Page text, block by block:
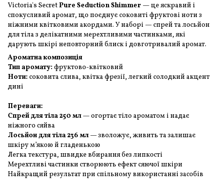
Victoria's Secret Pure Seduction Shimmer — це яскравий і
спокусливий аромат, що поєднує соковиті фруктові ноти з
ніжними квітковими акордами. У наборі — спрей та лосьйон
для тіла з делікатними мерехтливими частинками, які
дарують шкірі неповторний блиск і довготривалий аромат.
Ароматна композиція
Тип аромату: фруктово-квітковий
Ноти: соковита слива, квітка фрезії, легкий солодкий акцент
дині
Переваги:
Спрей для тіла 250 мл — огортає тіло ароматом і надає
ніжного сяйва
Лосьйон для тіла 236 мл — зволожує, живить та залишає
шкіру м’якою й гладенькою
Легка текстура, швидке вбирання без липкості
Мерехтливі частинки створюють ефект сяючої шкіри
Найкращий результат при спільному використанні засобів